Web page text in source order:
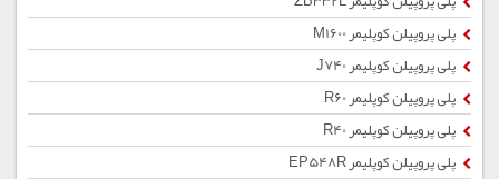
پلی پروپیلن کوپلیمر M1600
پلی پروپیلن کوپلیمر J740
پلی پروپیلن کوپلیمر R60
پلی پروپیلن کوپلیمر R40
پلی پروپیلن کوپلیمر EP548R